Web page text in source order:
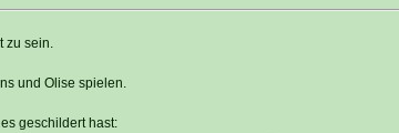
zu sein.
und Olise spielen.
geschildert hast: